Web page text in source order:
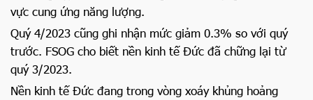
vực cung ứng năng lượng.
Quý 4/2023 cũng ghi nhận mức giảm 0.3% so với quý
trước. FSOG cho biết nền kinh tế Đức đã chững lại từ
quý 3/2023.
Nền kinh tế Đức đang trong vòng xoáy khủng hoảng